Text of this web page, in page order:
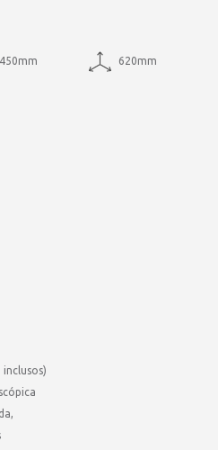
620mm
inclusos)